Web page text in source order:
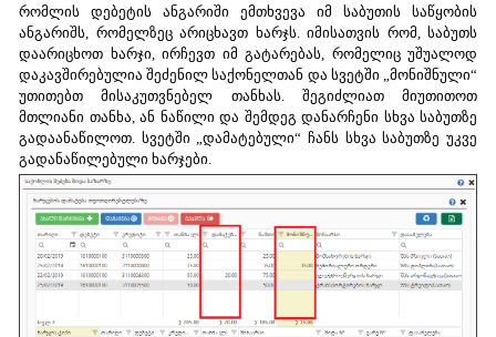
რომლის დებეტის ანგარიში ემთხვევა იმ საბუთის საწყობის
ანგარიშს, რომელზეც არიცხავთ ხარჯს. იმისათვის რომ, საბუთს
დაარიცხოთ ხარჯი, ირჩევთ იმ გატარებას, რომელიც უშუალოდ
დაკავშირებულია შეძენილ საქონელთან და სვეტში „მონიშნული“
უთითებთ მისაკუთვნებელ თანხას. შეგიძლიათ მიუთითოთ
მთლიანი თანხა, ან ნაწილი და შემდეგ დანარჩენი სხვა საბუთზე
გადაანაწილოთ. სვეტში „დამატებული“ ჩანს სხვა საბუთზე უკვე
გადანაწილებული ხარჯები.